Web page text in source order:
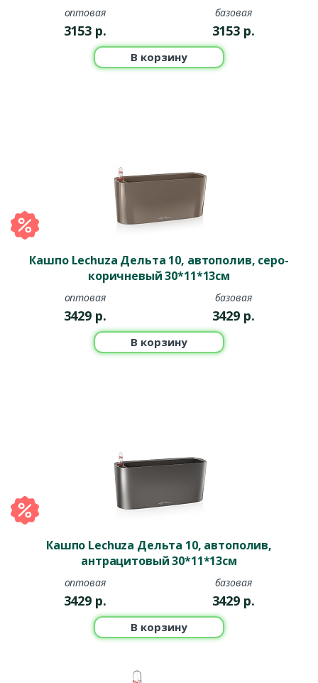
оптовая
3153 р.
базовая
3153 р.
В корзину
Кашпо Lechuza Дельта 10, автополив, серо-
коричневый 30*11*13см
оптовая
3429 р.
базовая
3429 р.
В корзину
Кашпо Lechuza Дельта 10, автополив,
антрацитовый 30*11*13см
оптовая
3429 р.
базовая
3429 р.
В корзину